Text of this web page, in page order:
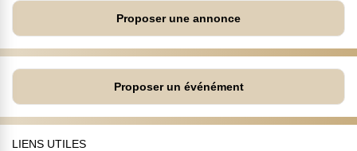
Proposer une annonce
Proposer un événément
LIENS UTILES